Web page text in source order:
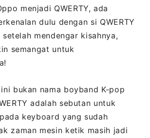
menjadi QWERTY, ada
dulu dengan si QWERTY
mendengar kisahnya,
semangat untuk
ini bukan nama boyband K-pop
adalah sebutan untuk
keyboard yang sudah
zaman mesin ketik masih jadi